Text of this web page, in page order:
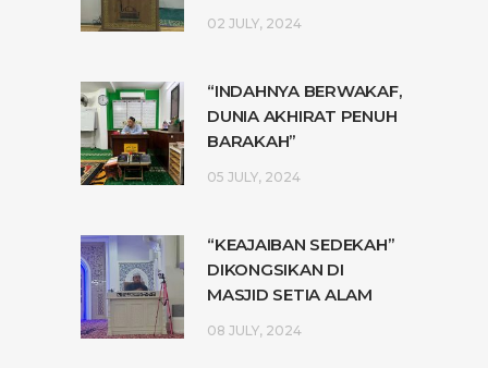
02 JULY, 2024
“INDAHNYA BERWAKAF,
DUNIA AKHIRAT PENUH
BARAKAH”
05 JULY, 2024
“KEAJAIBAN SEDEKAH”
DIKONGSIKAN DI
MASJID SETIA ALAM
08 JULY, 2024